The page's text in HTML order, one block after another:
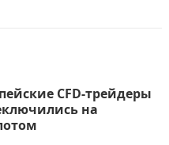
CFD-трейдеры
на